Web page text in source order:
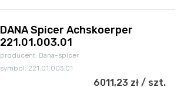
DANA Spicer Achskoerper
221.01.003.01
producent: Dana-spicer
symbol: 221.01.003.01
6011,23 zł / szt.